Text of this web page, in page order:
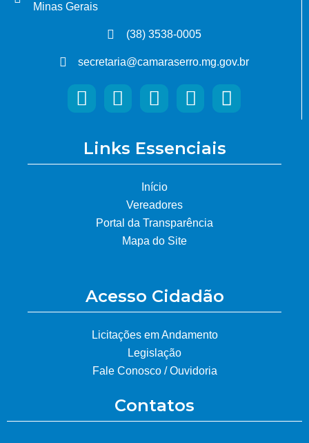
Minas Gerais
(38) 3538-0005
secretaria@camaraserro.mg.gov.br
Links Essenciais
Início
Vereadores
Portal da Transparência
Mapa do Site
Acesso Cidadão
Licitações em Andamento
Legislação
Fale Conosco / Ouvidoria
Contatos